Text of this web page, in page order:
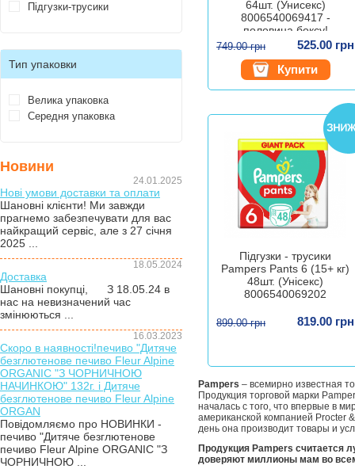
Підгузки-трусики
Тип упаковки
Велика упаковка
Середня упаковка
Новини
24.01.2025
Нові умови доставки та оплати
Шановні клієнти! Ми завжди
прагнемо забезпечувати для вас
найкращий сервіс, але з 27 січня
2025 ...
18.05.2024
Доставка
Шановні покупці, З 18.05.24 в
нас на невизначений час
змінюються ...
16.03.2023
Скоро в наявності!печиво "Дитяче
безглютенове печиво Fleur Alpine
ORGANIC "З ЧОРНИЧНОЮ
НАЧИНКОЮ" 132г. і Дитяче
безглютенове печиво Fleur Alpine
ORGAN
Повідомляємо про НОВИНКИ -
печиво "Дитяче безглютенове
печиво Fleur Alpine ORGANIC "З
ЧОРНИЧНОЮ ...
64шт. (Унисекс)
8006540069417 -
половина боксу!
749.00 грн
525.00 грн
Купити
Підгузки - трусики
Pampers Pants 6 (15+ кг)
48шт. (Унісекс)
8006540069202
899.00 грн 819.00 грн
Pampers – всемирно известная
Продукция торговой марки
началась с того, что впервые в
американской компанией Procter
день она производит товары и
Продукция Pampers считается
доверяют миллионы мам во